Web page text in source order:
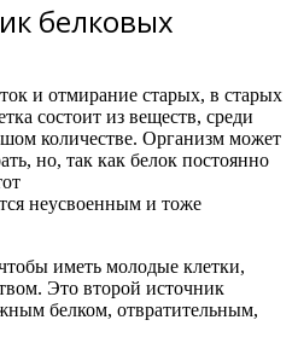
белковых
и отмирание старых, в старых
состоит из веществ, среди
количестве. Организм может
но, так как белок постоянно
неусвоенным и тоже
иметь молодые клетки,
Это второй источник
белком, отвратительным,